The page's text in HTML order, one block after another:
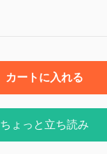
カートに入れる
ちょっと立ち読み